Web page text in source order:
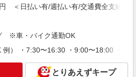
：313,000円〜 (基本給：220,000円+一律
円×12ヵ月+賞与計4.2ヶ月分）
詳細を見る
＜日払い有/週払い有/交通費全支給(ガ
※車・バイク通勤OK
例） ・7:30〜16:30 ・9:00〜18:00 ・夜
とりあえずキープ